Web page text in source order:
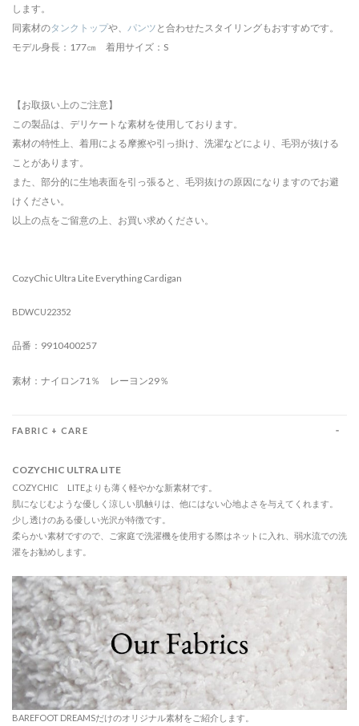
します。
同素材のタンクトップや、 パンツ と合わせたスタイリングもおすすめです。
モデル身長：177㎝ 着用サイズ：S
【お取扱い上のご注意】
この製品は、デリケートな素材を使用しております。
素材の特性上、着用による摩擦や引っ掛け、洗濯などにより、毛羽が抜ける
ことがあります。
また、部分的に生地表面を引っ張ると、毛羽抜けの原因になりますのでお避
けください。
以上の点をご留意の上、お買い求めください。
CozyChic Ultra Lite Everything Cardigan
BDWCU22352
品番：9910400257
素材：ナイロン71％ レーヨン29％
FABRIC + CARE
COZYCHIC ULTRA LITE
COZYCHIC LITEよりも薄く軽やかな新素材です。
肌になじむような優しく涼しい肌触りは、他にはない心地よさを与えてくれます。
少し透けのある優しい光沢が特徴です。
柔らかい素材ですので、ご家庭で洗濯機を使用する際はネットに入れ、弱水流での洗
濯をお勧めします。
BAREFOOT DREAMSだけのオリジナル素材をご紹介します。